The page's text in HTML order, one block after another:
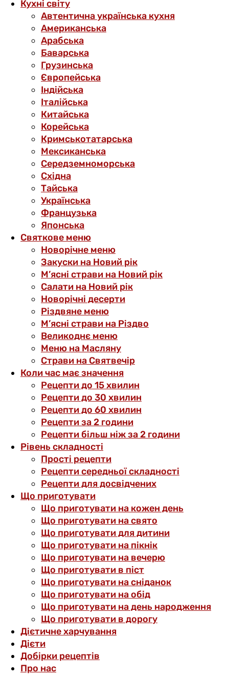
Кухні світу
Автентична українська кухня
Американська
Арабська
Баварська
Грузинська
Європейська
Індійська
Італійська
Китайська
Корейська
Кримськотатарська
Мексиканська
Середземноморська
Східна
Тайська
Українська
Французька
Японська
Святкове меню
Новорічне меню
Закуски на Новий рік
М’ясні страви на Новий рік
Салати на Новий рік
Новорічні десерти
Різдвяне меню
М’ясні страви на Різдво
Великоднє меню
Меню на Масляну
Страви на Святвечір
Коли час має значення
Рецепти до 15 хвилин
Рецепти до 30 хвилин
Рецепти до 60 хвилин
Рецепти за 2 години
Рецепти більш ніж за 2 години
Рівень складності
Прості рецепти
Рецепти середньої складності
Рецепти для досвідчених
Що приготувати
Що приготувати на кожен день
Що приготувати на свято
Що приготувати для дитини
Що приготувати на пікнік
Що приготувати на вечерю
Що приготувати в піст
Що приготувати на сніданок
Що приготувати на обід
Що приготувати на день народження
Що приготувати в дорогу
Дієтичне харчування
Дієти
Добірки рецептів
Про нас